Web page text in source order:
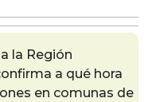
la Región
a qué hora
en comunas de